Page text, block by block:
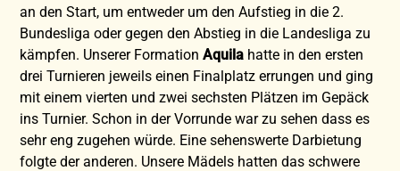
an den Start, um entweder um den Aufstieg in die 2.
Bundesliga oder gegen den Abstieg in die Landesliga zu
kämpfen. Unserer FormationAquila hatte in den ersten
drei Turnieren jeweils einen Finalplatz errungen und ging
mit einem vierten und zwei sechsten Plätzen im Gepäck
ins Turnier. Schon in der Vorrunde war zu sehen dass es
sehr eng zugehen würde. Eine sehenswerte Darbietung
folgte der anderen. Unsere Mädels hatten das schwere